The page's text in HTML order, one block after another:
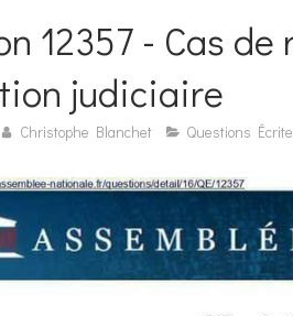
12357 - Cas
judiciaire
Christophe Blanchet Questions